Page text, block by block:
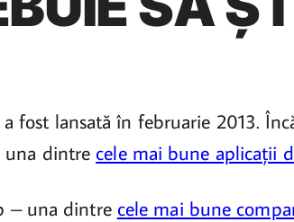
fost lansată în februarie 2013.
una dintre cele mai bune aplicații
– una dintre cele mai bune